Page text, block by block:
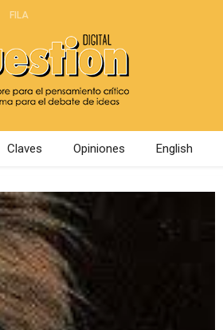
FILA
Claves Opiniones English